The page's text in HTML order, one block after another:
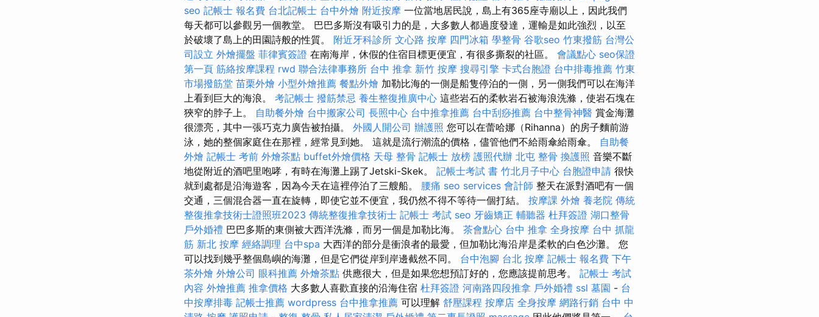
seo 記帳士 報名費 台北記帳士 台中外燴 附近按摩 一位當地居民說，島上有365座寺廟以上，因此我們
每天都可以參觀另一個教堂。 巴巴多斯沒有吸引力的是，大多數人都過度發達，運輸是如此強烈，以至
於破壞了島上的田園詩般的性質。 附近牙科診所 文心路 按摩 四門冰箱 學整骨 谷歌seo 竹東撥筋 台灣公
司設立 外燴擺盤 菲律賓簽證 在南海岸，休假的住宿目標更便宜，有很多撕裂的社區。 會議點心 seo保證
第一頁 筋絡按摩課程 rwd 聯合法律事務所 台中 推拿 新竹 按摩 搜尋引擎 卡式台胞證 台中排毒推薦 竹東
市場撥筋堂 苗栗外燴 小型外燴推薦 餐點外燴 加勒比海的一側是船隻停泊的一側，另一側我們可以在海洋
上看到巨大的海浪。 考記帳士 撥筋禁忌 養生整復推廣中心 這些岩石的柔軟岩石被海浪洗滌，使岩石塊在
狹窄的脖子上。 自助餐外燴 台中搬家公司 長照中心 台中推拿推薦 台中刮痧推薦 台中整骨神醫 賞金海灘
很漂亮，其中一張巧克力廣告被拍攝。 外國人開公司 辦護照 您可以在蕾哈娜（Rihanna）的房子麵前游
泳，她的整個家庭住在那裡，經常見到她。 這就是流行潮流的價格，儘管他們不給雨傘給雨傘。 自助餐
外燴 記帳士 考前 外燴茶點 buffet外燴價格 天母 整骨 記帳士 放榜 護照代辦 北屯 整骨 換護照 音樂不斷
地從附近的酒吧里咆哮，有時在海灘上踢了Jetski-Skek。 記帳士考試 書 竹北月子中心 台胞證申請 很快
就到處都是沿海遊客，因為今天在這裡停泊了三艘船。 腰痛 seo services 會計師 整天在派對酒吧有一個
交通，三個混合器一直在旋轉，即使它並不便宜，我仍然不得不等待一個打結。 按摩課 外燴 養老院 傳統
整復推拿技術士證照班2023 傳統整復推拿技術士 記帳士 考試 seo 牙齒矯正 輔聽器 杜拜簽證 湖口整骨
戶外婚禮 巴巴多斯的東側被大西洋洗滌，而另一個是加勒比海。 茶會點心 台中 推拿 全身按摩 台中 抓龍
筋 新北 按摩 經絡調理 台中spa 大西洋的部分是衝浪者的最愛，但加勒比海沿岸是柔軟的白色沙灘。 您
可以找到幾乎整個島嶼的海灘，但是它們從岸到岸邊截然不同。 台中泡腳 台北 按摩 記帳士 報名費 下午
茶外燴 外燴公司 眼科推薦 外燴茶點 供應很大，但是如果您想預訂好的，您應該提前思考。 記帳士 考試
內容 外燴推薦 推拿價格 大多數人喜歡直接的沿海住宿 杜拜簽證 河南路四段推拿 戶外婚禮 ssl 墓園 - 台
中按摩排毒 記帳士推薦 wordpress 台中推拿推薦 可以理解 舒壓課程 按摩店 全身按摩 網路行銷 台中 中